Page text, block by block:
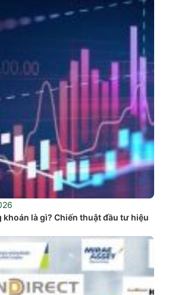
là gì? Chiến thuật đầu tư hiệu